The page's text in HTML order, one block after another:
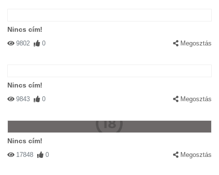
Nincs cím!
9802 0 Megosztás
Nincs cím!
9843 0 Megosztás
Nincs cím!
17848 0 Megosztás